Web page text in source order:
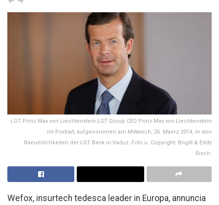
LGT Prinz Max von Liechtenstein LGT Group CEO Prinz Max von Liechtenstein
im Portrait, aufgenommen am Mittwoch, 26. Maerz 2014, in den
Raeumlichkeiten der LGT Bank in Vaduz. Foto u. Copyright: Brigitt & Eddy
Risch.
Wefox, insurtech tedesca leader in Europa, annuncia